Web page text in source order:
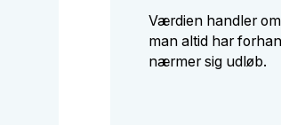
Værdien handler
man altid har
nærmer sig udløb.